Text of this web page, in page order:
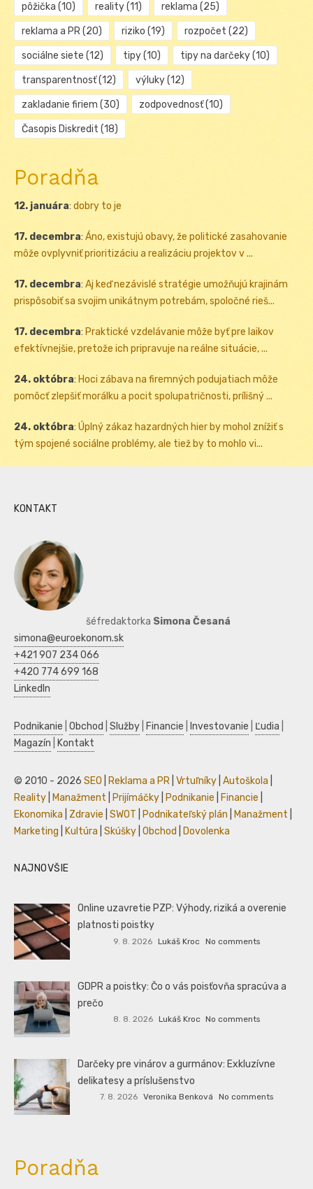
pôžička (10) reality(11) reklama (25)
reklama a PR(20) riziko (19) rozpočet (22)
sociálne siete (12) tipy(10) tipy na darčeky(10)
transparentnosť(12) výluky(12)
zakladanie firiem (30) zodpovednosť(10)
Časopis Diskredit (18)
Poradňa
12. januára: dobry to je
17. decembra: Áno, existujú obavy, že politické zasahovanie
môže ovplyvniť prioritizáciu a realizáciu projektov v ...
17. decembra: Aj keď nezávislé stratégie umožňujú krajinám
prispôsobiť sa svojim unikátnym potrebám, spoločné rieš...
17. decembra: Praktické vzdelávanie môže byť pre laikov
efektívnejšie, pretože ich pripravuje na reálne situácie, ...
24. októbra: Hoci zábava na firemných podujatiach môže
pomôcť zlepšiť morálku a pocit spolupatričnosti, prílišný ...
24. októbra: Úplný zákaz hazardných hier by mohol znížiť s
tým spojené sociálne problémy, ale tiež by to mohlo vi...
KONTAKT
šéfredaktorka Simona Česaná
simona@euroekonom.sk
+421 907 234 066
+420 774 699 168
LinkedIn
Podnikanie Obchod Služby Financie Investovanie Ľudia
Magazín
Kontakt
© 2010 - 2026 SEO Reklama a PR Vrtuľníky Autoškola
Reality
Manažment Prijímáčky Podnikanie Financie
Ekonomika
Zdravie SWOT Podnikateľský plán Manažment
Marketing
Kultúra Skúšky Obchod Dovolenka
NAJNOVŠIE
Online uzavretie PZP: Výhody, riziká a overenie
platnosti poistky
9. 8. 2026 Lukáš Kroc No comments
GDPR a poistky: Čo o vás poisťovňa spracúva a
prečo
8. 8. 2026 Lukáš Kroc No comments
Darčeky pre vinárov a gurmánov: Exkluzívne
delikatesy a príslušenstvo
7. 8. 2026 Veronika Benková No comments
Poradňa